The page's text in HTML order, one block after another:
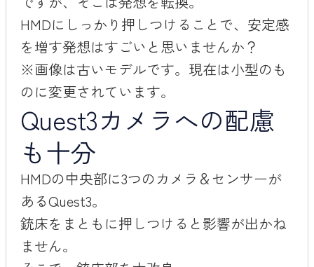
HMDにしっかり押しつけることで、安定感
を増す発想はすごいと思いませんか？
※画像は古いモデルです。現在は小型のも
のに変更されています。
Quest3カメラへの配慮
も十分
HMDの中央部に3つのカメラ＆センサーが
あるQuest3。
銃床をまともに押しつけると影響が出かね
ません。